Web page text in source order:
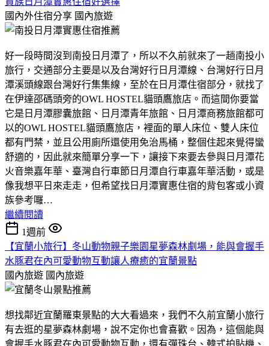
國內外住宿分享 國內旅遊
好一段時間沒到南投日月潭了，所以不久前就來了一趟南投小
旅行，交通部分主要是以及台灣好行日月潭線、台灣好行日月
潭溪頭線跟台灣好行集集線，至於在日月潭住宿部分，就找了
在伊達邵碼頭旁的OWL HOSTEL貓頭鷹旅店。而這間你要當
它是日月潭膠囊旅館、日月潭青年旅館、日月潭商務旅館都可
以的OWL HOSTEL貓頭鷹旅店，裡面的單人床位、雙人床位
都有門禁，並且公用廁所還使用免治馬桶，整個住起來覺得蠻
舒適的，因此就來簡單分享一下，讓接下來要去參與日月潭花
火音樂嘉年華、臺灣自行車節日月潭自行車嘉年華活動，或是
像我想平日來走走，但希望找日月潭實惠住宿的背包客或小資
族參考囉…
繼續閱讀
1週前
【宜蘭小旅行】冬山動物親子樂園星夢森林劇場，能與會握手
水豚君在內可愛動物互動讓人療癒的宜蘭景點
國內旅遊 國內旅遊
想找鄰近宜蘭羅東景點的大大看過來，我們不久前宜蘭小旅行
有去逛的星夢森林劇場，說不定你也會喜歡。因為，這個能與
會握手水豚君在內可愛動物互動，還有彈珠台、韓式拍貼機、